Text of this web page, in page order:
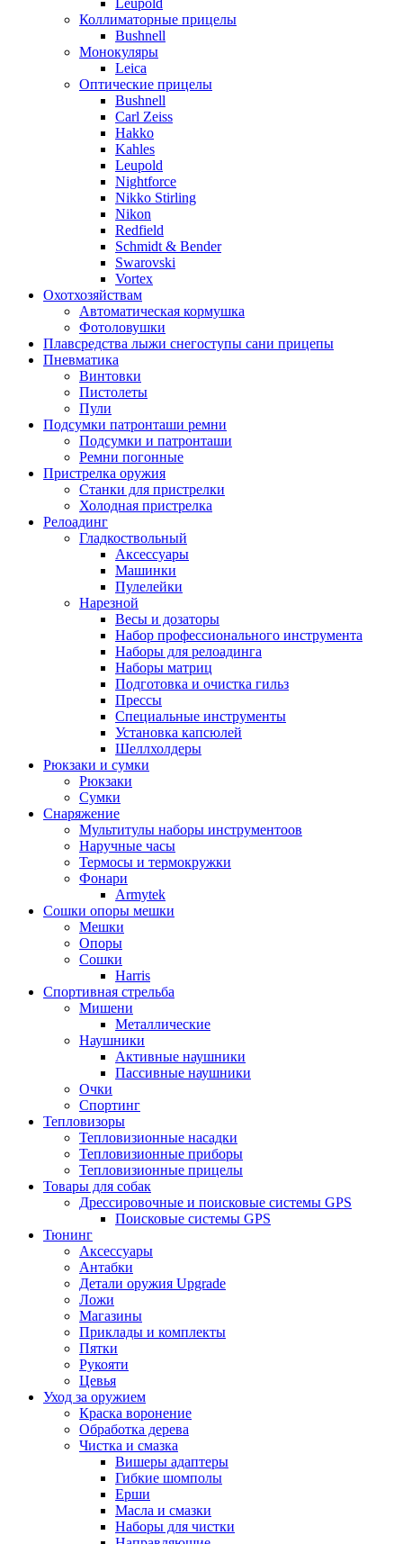
Leupold
Коллиматорные прицелы
Bushnell
Монокуляры
Leica
Оптические прицелы
Bushnell
Carl Zeiss
Hakko
Kahles
Leupold
Nightforce
Nikko Stirling
Nikon
Redfield
Schmidt & Bender
Swarovski
Vortex
Охотхозяйствам
Автоматическая кормушка
Фотоловушки
Плавсредства лыжи снегоступы сани прицепы
Пневматика
Винтовки
Пистолеты
Пули
Подсумки патронташи ремни
Подсумки и патронташи
Ремни погонные
Пристрелка оружия
Станки для пристрелки
Холодная пристрелка
Релоадинг
Гладкоствольный
Аксессуары
Машинки
Пулелейки
Нарезной
Весы и дозаторы
Набор профессионального инструмента
Наборы для релоадинга
Наборы матриц
Подготовка и очистка гильз
Прессы
Специальные инструменты
Установка капсюлей
Шеллхолдеры
Рюкзаки и сумки
Рюкзаки
Сумки
Снаряжение
Мультитулы наборы инструментоов
Наручные часы
Термосы и термокружки
Фонари
Armytek
Сошки опоры мешки
Мешки
Опоры
Сошки
Harris
Спортивная стрельба
Мишени
Металлические
Наушники
Активные наушники
Пассивные наушники
Очки
Спортинг
Тепловизоры
Тепловизионные насадки
Тепловизионные приборы
Тепловизионные прицелы
Товары для собак
Дрессировочные и поисковые системы GPS
Поисковые системы GPS
Тюнинг
Аксессуары
Антабки
Детали оружия Upgrade
Ложи
Магазины
Приклады и комплекты
Пятки
Рукояти
Цевья
Уход за оружием
Краска воронение
Обработка дерева
Чистка и смазка
Вишеры адаптеры
Гибкие шомполы
Ерши
Масла и смазки
Наборы для чистки